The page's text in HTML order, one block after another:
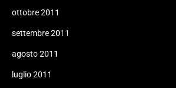
ottobre 2011
settembre 2011
agosto 2011
luglio 2011